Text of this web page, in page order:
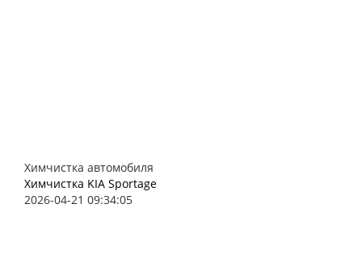
Химчистка автомобиля
Химчистка KIA Sportage
2026-04-21 09:34:05